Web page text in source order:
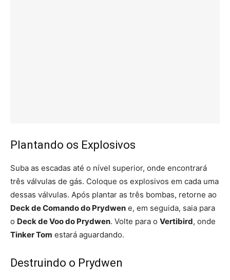
Plantando os Explosivos
Suba as escadas até o nível superior, onde encontrará
três válvulas de gás. Coloque os explosivos em cada uma
dessas válvulas. Após plantar as três bombas, retorne ao
Deck de Comando do Prydwen e, em seguida, saia para
o Deck de Voo do Prydwen. Volte para o Vertibird, onde
Tinker Tom estará aguardando.
Destruindo o Prydwen